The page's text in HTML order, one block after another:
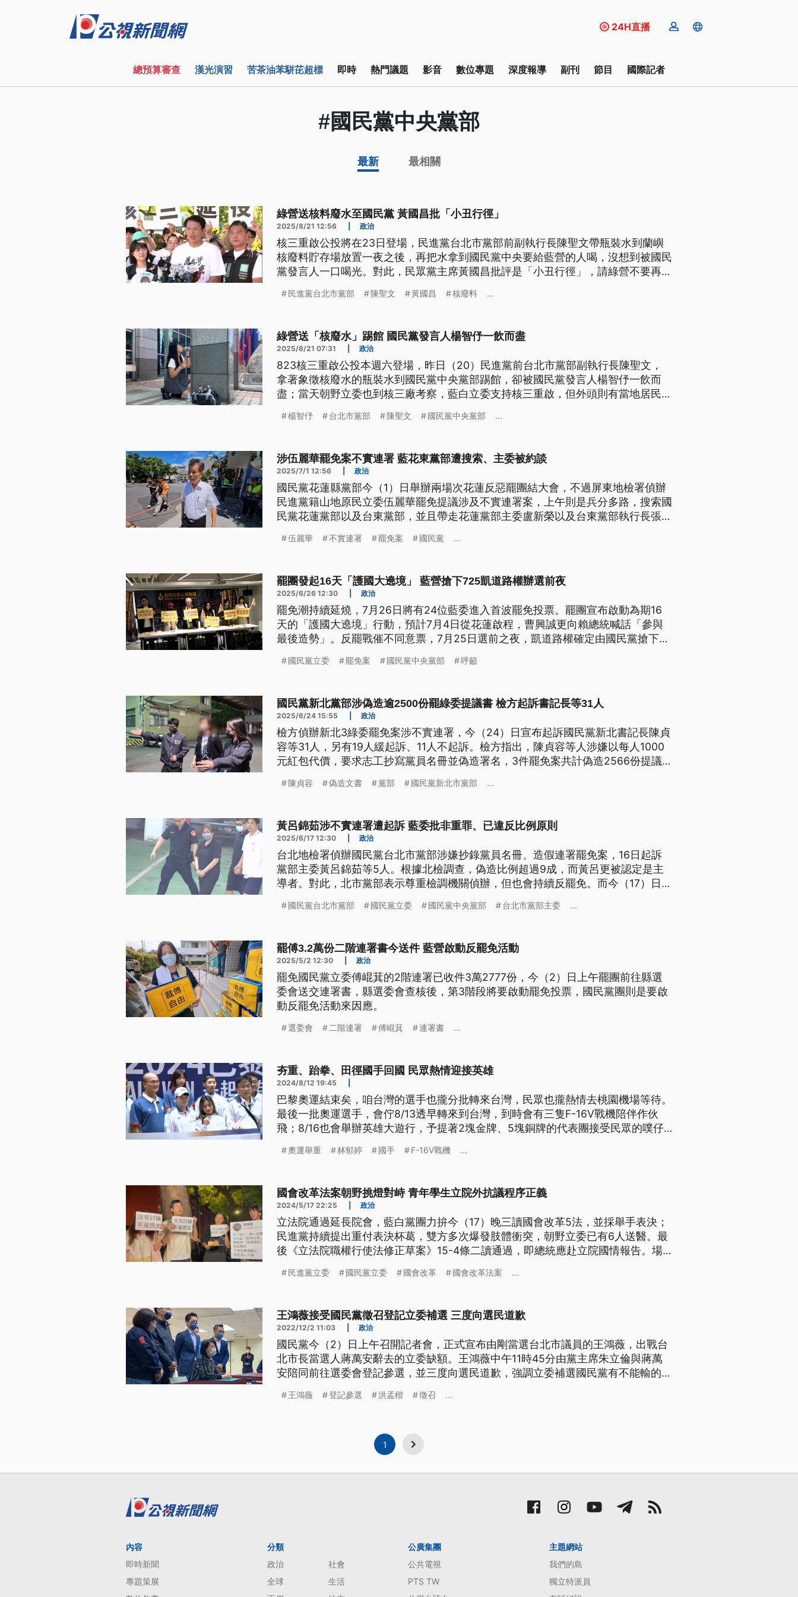
24H直播
總預算審查 漢光演習 苦茶油苯駢芘超標 即時 熱門議題 影音 數位專題 深度報導 副刊 節目 國際記者
#國民黨中央黨部
最新 最相關
綠營送核料廢水至國民黨 黃國昌批「小丑行徑」
2025/8/21 12:56 政治
核三重啟公投將在23日登場，民進黨台北市黨部前副執行長陳聖文帶瓶裝水到蘭嶼
核廢料貯存場放置一夜之後，再把水拿到國民黨中央要給藍營的人喝，沒想到被國民
黨發言人一口喝光。對此，民眾黨主席黃國昌批評是「小丑行徑」，請綠營不要再欺
向執政黨，質疑綠營執政9年多，為何到今（2025）年開始請學者研議？
民進黨台北市黨部 陳聖文 黃國昌 核廢料 ...
綠營送「核廢水」踢館 國民黨發言人楊智伃一飲而盡
2025/8/21 07:31 政治
823核三重啟公投本週六登場，昨日（20）民進黨前台北市黨部副執行長陳聖文，
拿著象徵核廢水的瓶裝水到國民黨中央黨部踢館，卻被國民黨發言人楊智伃一飲而
盡；當天朝野立委也到核三廠考察，藍白立委支持核三重啟，但外頭則有當地居民舉
楊智伃 台北市黨部 陳聖文 國民黨中央黨部 ...
涉伍麗華罷免案不實連署 藍花東黨部遭搜索、主委被約談
2025/7/1 12:56 政治
國民黨花蓮縣黨部今（1）日舉辦兩場次花蓮反惡罷團結大會，不過屏東地檢署偵辦
民進黨籍山地原民立委伍麗華罷免提議涉及不實連署案，上午則是兵分多路，搜索國
民黨花蓮黨部以及台東黨部，並且帶走花蓮黨部主委盧新榮以及台東黨部執行長張成
伍麗華 不實連署 罷免案 國民黨 ...
罷團發起16天「護國大遶境」 藍營搶下725凱道路權辦選前夜
2025/6/26 12:30 政治
罷免潮持續延燒，7月26日將有24位藍委進入首波罷免投票。罷團宣布啟動為期16
天的「護國大遶境」行動，預計7月4日從花蓮啟程，曹興誠更向賴總統喊話「參與
最後造勢」。反罷戰催不同意票，7月25日選前之夜，凱道路權確定由國民黨搶下，
國民黨立委 罷免案 國民黨中央黨部 呼籲
國民黨新北黨部涉偽造逾2500份罷綠委提議書 檢方起訴書記長等31人
2025/6/24 15:55 政治
檢方偵辦新北3綠委罷免案涉不實連署，今（24）日宣布起訴國民黨新北書記長陳貞
容等31人，另有19人緩起訴、11人不起訴。檢方指出，陳貞容等人涉嫌以每人1000
元紅包代價，要求志工抄寫黨員名冊並偽造署名，3件罷免案共計偽造2566份提議
從重量刑。
陳貞容 偽造文書 黨部 國民黨新北市黨部 ...
黃呂錦茹涉不實連署遭起訴 藍委批非重罪、已違反比例原則
2025/6/17 12:30 政治
台北地檢署偵辦國民黨台北市黨部涉嫌抄錄黨員名冊、造假連署罷免案，16日起訴
黨部主委黃呂錦茹等5人。根據北檢調查，偽造比例超過9成，而黃呂更被認定是主
導者。對此，北市黨部表示尊重檢調機關偵辦，但也會持續反罷免。而今（17）日一
叫戰主席朱立倫，遭藍營以手板、音樂回應。
國民黨台北市黨部 國民黨立委 國民黨中央黨部 台北市黨部主委 ...
罷傅3.2萬份二階連署書今送件 藍營啟動反罷免活動
2025/5/2 12:30 政治
罷免國民黨立委傅崐萁的2階連署已收件3萬2777份，今（2）日上午罷團前往縣選
委會送交連署書，縣選委會查核後，第3階段將要啟動罷免投票，國民黨團則是要啟
動反罷免活動來因應。
選委會 二階連署 傅崐萁 連署書 ...
夯重、跆拳、田徑國手回國 民眾熱情迎接英雄
2024/8/12 19:45
巴黎奧運結束矣，咱台灣的選手也攏分批轉來台灣，民眾也攏熱情去桃園機場等待。
最後一批奧運選手，會佇8/13透早轉來到台灣，到時會有三隻F-16V戰機陪伴作伙
飛；8/16也會舉辦英雄大遊行，予提著2塊金牌、5塊銅牌的代表團接受民眾的噗仔
奧運舉重 林郁婷 國手 F-16V戰機 ...
國會改革法案朝野挑燈對峙 青年學生立院外抗議程序正義
2024/5/17 22:25 政治
立法院通過延長院會，藍白黨團力拚今（17）晚三讀國會改革5法，並採舉手表決；
民進黨持續提出重付表決杯葛，雙方多次爆發肢體衝突，朝野立委已有6人送醫。最
後《立法院職權行使法修正草案》15-4條二讀通過，即總統應赴立院國情報告。場
民進黨立委 國民黨立委 國會改革 國會改革法案 ...
王鴻薇接受國民黨徵召登記立委補選 三度向選民道歉
2022/12/2 11:03 政治
國民黨今（2）日上午召開記者會，正式宣布由剛當選台北市議員的王鴻薇，出戰台
北市長當選人蔣萬安辭去的立委缺額。王鴻薇中午11時45分由黨主席朱立倫與蔣萬
安陪同前往選委會登記參選，並三度向選民道歉，強調立委補選國民黨有不能輸的壓
王鴻薇 登記參選 洪孟楷 徵召 ...
1
內容
即時新聞
專題策展
分類
政治
社會
全球
生活
公廣集團
公共電視
PTS TW
主題網站
我們的島
獨立特派員